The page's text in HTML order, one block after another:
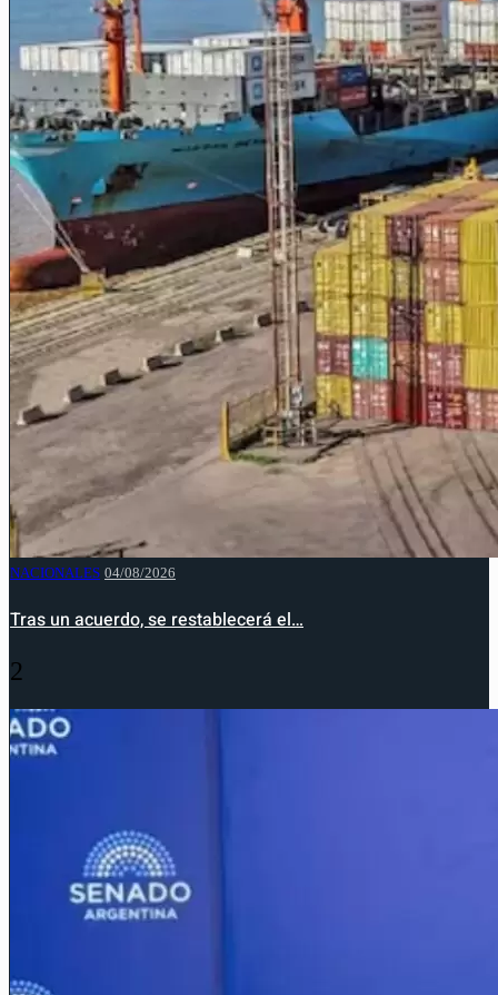
NACIONALES 04/08/2026
Tras un acuerdo, se restablecerá el…
2